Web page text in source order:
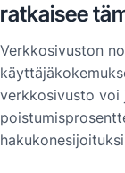
ratkaisee
Verkkosivuston
verkkosivusto voi